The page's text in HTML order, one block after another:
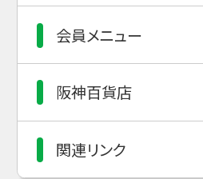
会員メニュー
阪神百貨店
関連リンク